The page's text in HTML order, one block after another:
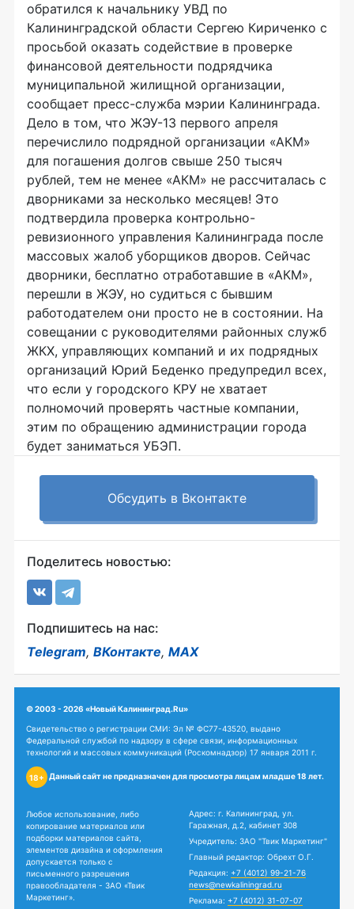
обратился к начальнику УВД по
Калининградской области Сергею Кириченко с
просьбой оказать содействие в проверке
финансовой деятельности подрядчика
муниципальной жилищной организации,
сообщает пресс-служба мэрии Калининграда.
Дело в том, что ЖЭУ-13 первого апреля
перечислило подрядной организации «АКМ»
для погашения долгов свыше 250 тысяч
рублей, тем не менее «АКМ» не рассчиталась с
дворниками за несколько месяцев! Это
подтвердила проверка контрольно-
ревизионного управления Калининграда после
массовых жалоб уборщиков дворов. Сейчас
дворники, бесплатно отработавшие в «АКМ»,
перешли в ЖЭУ, но судиться с бывшим
работодателем они просто не в состоянии. На
совещании с руководителями районных служб
ЖКХ, управляющих компаний и их подрядных
организаций Юрий Беденко предупредил всех,
что если у городского КРУ не хватает
полномочий проверять частные компании,
этим по обращению администрации города
будет заниматься УБЭП.
Обсудить в Вконтакте
Поделитесь новостью:
Подпишитесь на нас:
Telegram, ВКонтакте, MAX
© 2003 - 2026 «Новый Калининград.Ru»
Свидетельство о регистрации СМИ: Эл № ФС77-43520, выдано
Федеральной службой по надзору в сфере связи, информационных
технологий и массовых коммуникаций (Роскомнадзор) 17 января 2011 г.
18+ Данный сайт не предназначен для просмотра лицам младше 18 лет.
Любое использование, либо
копирование материалов или
подборки материалов сайта,
элементов дизайна и оформления
допускается только с
письменного разрешения
правообладателя - ЗАО «Твик
Маркетинг».
Адрес: г. Калининград, ул.
Гаражная, д.2, кабинет 308
Учредитель: ЗАО "Твик Маркетинг"
Главный редактор: Обрехт О.Г.
Редакция: +7 (4012) 99-21-76
news@newkaliningrad.ru
Реклама: +7 (4012) 31-07-07